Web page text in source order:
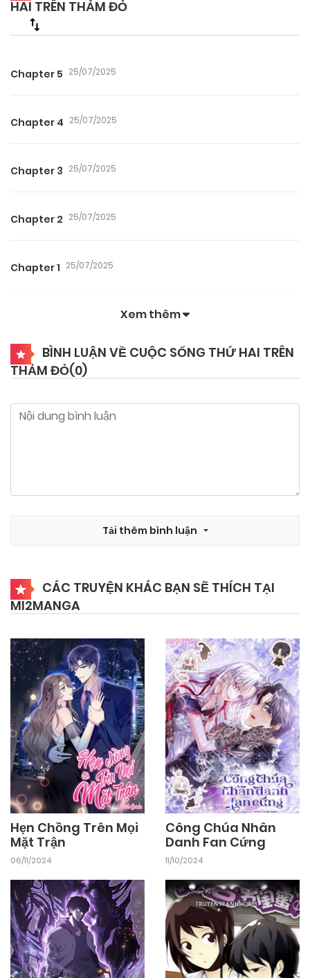
HAI TRÊN THẢM ĐỎ
Chapter 5 25/07/2025
Chapter 4 25/07/2025
Chapter 3 25/07/2025
Chapter 2 25/07/2025
Chapter 1 25/07/2025
Xem thêm
BÌNH LUẬN VỀ CUỘC SỐNG THỨ HAI TRÊN
THẢM ĐỎ(0)
Tải thêm bình luận
CÁC TRUYỆN KHÁC BẠN SẼ THÍCH TẠI
MI2MANGA
Hẹn Chồng Trên Mọi
Mặt Trận
06/11/2024
Công Chúa Nhân
Danh Fan Cứng
11/10/2024